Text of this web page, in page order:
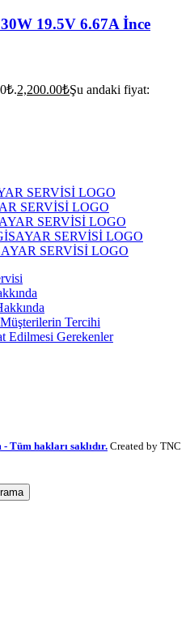
19.5V 6.67A İnce
2,200.00₺Şu andaki fiyat:
Tercihi
Edilmesi Gerekenler
Tüm hakları saklıdır. Created by TNC